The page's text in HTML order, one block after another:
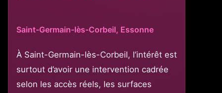
Saint-Germain-lès-Corbeil, Essonne
À Saint-Germain-lès-Corbeil, l’intérêt est
surtout d’avoir une intervention cadrée
selon les accès réels, les surfaces